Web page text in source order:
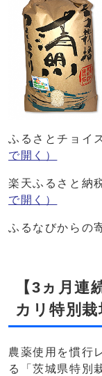
ふるさとチョイ
で開く）
楽天ふるさと納
で開く）
ふるなびからの
【3ヵ月連
カリ特別栽
農薬使用を慣行
る「茨城県特別